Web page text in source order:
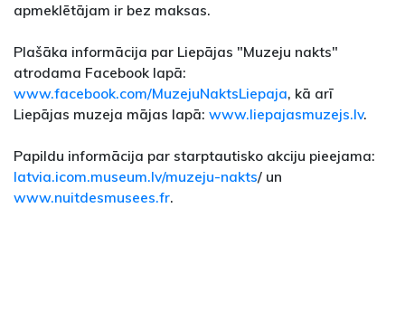
apmeklētājam ir bez maksas.
Plašāka informācija par Liepājas "Muzeju nakts"
atrodama Facebook lapā:
www.facebook.com/MuzejuNaktsLiepaja, kā arī
Liepājas muzeja mājas lapā: www.liepajasmuzejs.lv.
Papildu informācija par starptautisko akciju pieejama:
latvia.icom.museum.lv/muzeju-nakts/ un
www.nuitdesmusees.fr.